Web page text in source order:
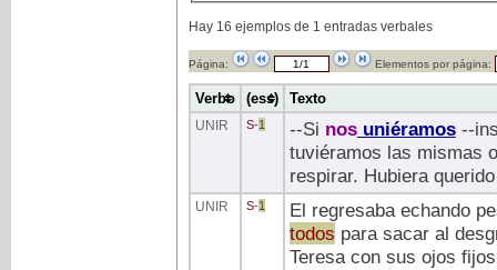
Hay 16 ejemplos de 1 entradas verbales
Página: Elementos por página:
Verbo (ess) Texto
UNIR S-1 --Si nosuniéramos--
tuviéramos las mismas
respirar. Hubiera
UNIR S-1
El regresaba echando
todos para sacar al
Teresa con sus ojos